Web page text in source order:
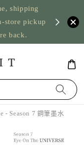
shipping
store pickup
back.
US
- Season 7 鋼筆墨水